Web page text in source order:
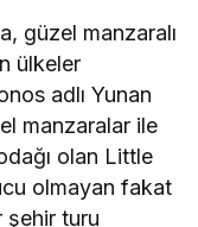
güzel manzaralı
ülkeler
adlı Yunan
manzaralar ile
olan Little
olmayan fakat
turu